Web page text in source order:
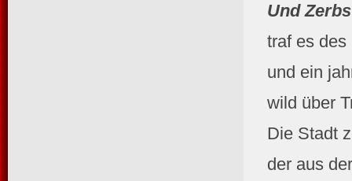
Und
traf es des
und ein
wild über
Die Stadt
der aus